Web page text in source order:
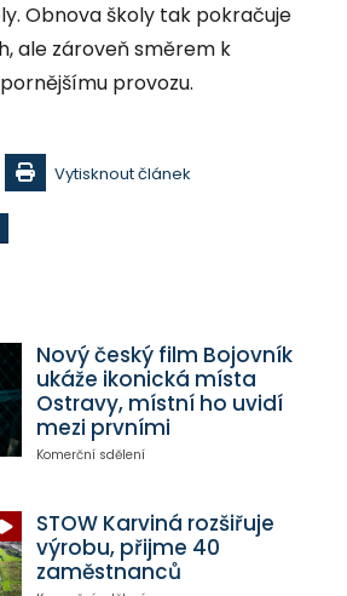
Obnova školy tak pokračuje
ale zároveň směrem k
provozu.
Vytisknout článek
Nový český film Bojovník
ukáže ikonická místa
Ostravy, místní ho uvidí
mezi prvními
Komerční sdělení
STOW Karviná rozšiřuje
výrobu, přijme 40
zaměstnanců